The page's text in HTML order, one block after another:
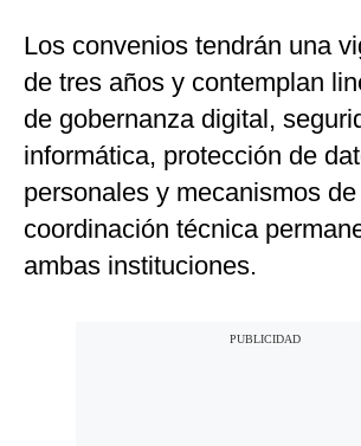
Los convenios tendrán una
de tres años y contemplan
de gobernanza digital,
informática, protección de
personales y mecanismos de
coordinación técnica
ambas instituciones.